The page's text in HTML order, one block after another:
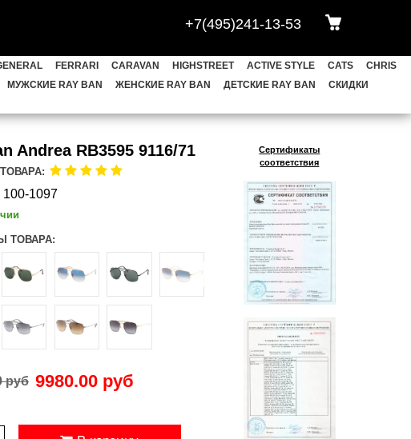
+7(495)241-13-53
FERRARI CARAVAN HIGHSTREET ACTIVE STYLE CATS
CHRIS
МУЖСКИЕ RAY BAN ЖЕНСКИЕ RAY BAN ДЕТСКИЕ RAY BAN
СКИДКИ
OVAL BLAZE
CATS CHRIS FRANK LEONARD
СКИДКИ Meta Wayfarer
Andrea RB3595 9116/71
100-1097
ТОВАРА:
руб 9980.00 руб
Сертификаты
соответствия